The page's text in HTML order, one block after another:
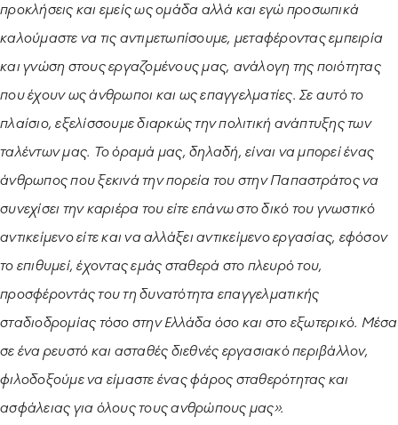
προκλήσεις και εμείς ως ομάδα αλλά και εγώ προσωπικά
καλούμαστε να τις αντιμετωπίσουμε, μεταφέροντας εμπειρία
και γνώση στους εργαζομένους μας, ανάλογη της ποιότητας
που έχουν ως άνθρωποι και ως επαγγελματίες. Σε αυτό το
πλαίσιο, εξελίσσουμε διαρκώς την πολιτική ανάπτυξης των
ταλέντων μας. Το όραμά μας, δηλαδή, είναι να μπορεί ένας
άνθρωπος που ξεκινά την πορεία του στην Παπαστράτος να
συνεχίσει την καριέρα του είτε επάνω στο δικό του γνωστικό
αντικείμενο είτε και να αλλάξει αντικείμενο εργασίας, εφόσον
το επιθυμεί, έχοντας εμάς σταθερά στο πλευρό του,
προσφέροντάς του τη δυνατότητα επαγγελματικής
σταδιοδρομίας τόσο στην Ελλάδα όσο και στο εξωτερικό. Μέσα
σε ένα ρευστό και ασταθές διεθνές εργασιακό περιβάλλον,
φιλοδοξούμε να είμαστε ένας φάρος σταθερότητας και
ασφάλειας για όλους τους ανθρώπους μας».